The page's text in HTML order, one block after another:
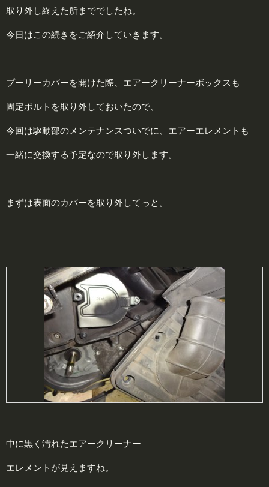
取り外し終えた所まででしたね。
今日はこの続きをご紹介していきます。
プーリーカバーを開けた際、エアークリーナーボックスも
固定ボルトを取り外しておいたので、
今回は駆動部のメンテナンスついでに、エアーエレメントも
一緒に交換する予定なので取り外します。
まずは表面のカバーを取り外してっと。
中に黒く汚れたエアークリーナー
エレメントが見えますね。